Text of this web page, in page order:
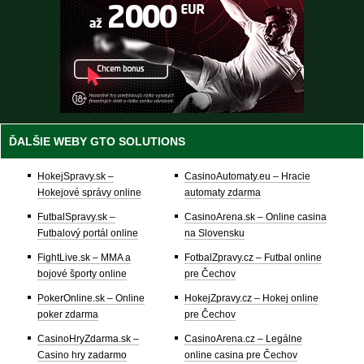
ĎALŠIE WEBY GTO SOLUTIONS
HokejSpravy.sk –
Hokejové správy online
FutbalSpravy.sk –
Futbalový portál online
FightLive.sk – MMA a
bojové športy online
PokerOnline.sk – Online
poker zdarma
CasinoHryZdarma.sk –
Casino hry zadarmo
CasinoAutomaty.eu – Hracie
automaty zdarma
CasinoArena.sk – Online casina
na Slovensku
FotbalZpravy.cz – Futbal online
pre Čechov
HokejZpravy.cz – Hokej online
pre Čechov
CasinoArena.cz – Legálne
online casina pre Čechov